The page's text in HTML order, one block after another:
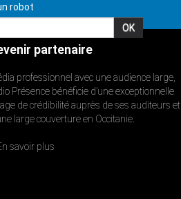
robot
partenaire
professionnel avec une audience large,
Présence bénéficie d’une exceptionnelle
de crédibilité auprès de ses auditeurs et
large couverture en Occitanie.
savoir plus